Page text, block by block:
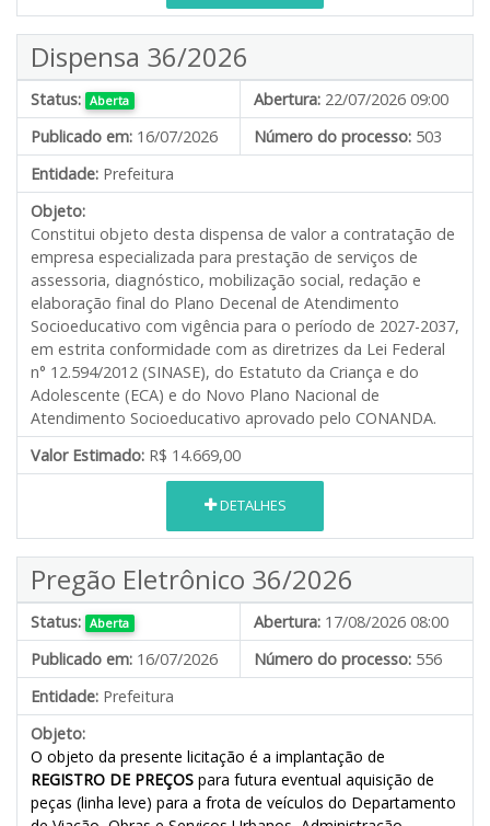
Dispensa 36/2026
Status: Aberta Abertura: 22/07/2026 09:00
Publicado em: 16/07/2026 Número do processo: 503
Entidade: Prefeitura
Objeto:
Constitui objeto desta dispensa de valor a contratação de
empresa especializada para prestação de serviços de
assessoria, diagnóstico, mobilização social, redação e
elaboração final do Plano Decenal de Atendimento
Socioeducativo com vigência para o período de 2027-2037,
em estrita conformidade com as diretrizes da Lei Federal
n° 12.594/2012 (SINASE), do Estatuto da Criança e do
Adolescente (ECA) e do Novo Plano Nacional de
Atendimento Socioeducativo aprovado pelo CONANDA.
Valor Estimado: R$ 14.669,00
DETALHES
Pregão Eletrônico 36/2026
Status: Aberta Abertura: 17/08/2026 08:00
Publicado em: 16/07/2026 Número do processo: 556
Entidade: Prefeitura
Objeto:
O objeto da presente licitação é a implantação de
REGISTRO DE PREÇOS para futura eventual aquisição de
peças (linha leve) para a frota de veículos do Departamento